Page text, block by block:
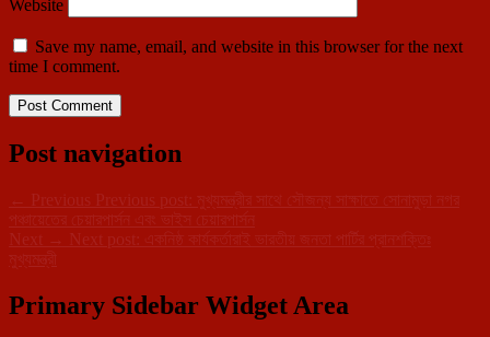
Website
Save my name, email, and website in this browser for the next
time I comment.
Post navigation
← Previous Previous post:
মুখ্যমন্ত্রীর সাথে সৌজন্য সাক্ষাতে সোনামুড়া নগর
পঞ্চায়েতের চেয়ারপার্সন এবং ভাইস চেয়ারপার্সন
Next → Next post:
একনিষ্ঠ কার্যকর্তারাই ভারতীয় জনতা পার্টির প্রানশক্তিঃ
মুখ্যমন্ত্রী
Primary Sidebar Widget Area